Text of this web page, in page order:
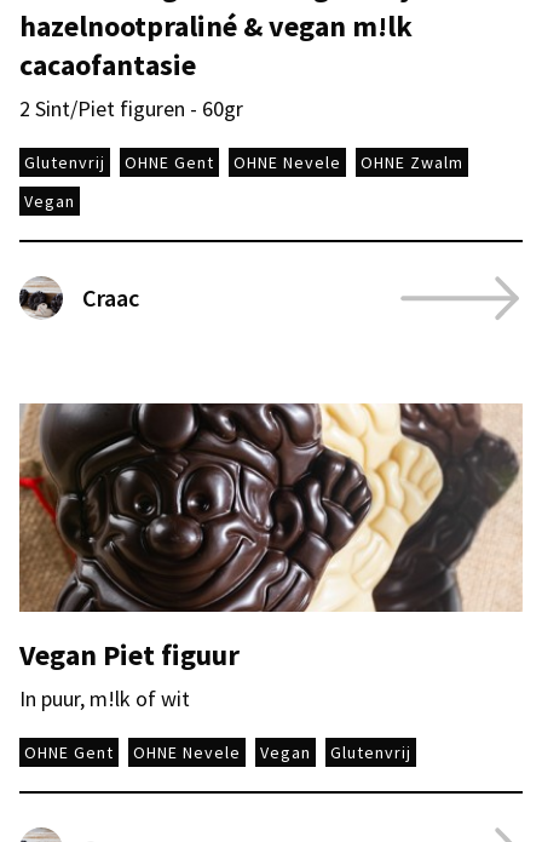
hazelnootpraliné & vegan m!lk
cacaofantasie
2 Sint/Piet figuren - 60gr
Glutenvrij OHNE Gent OHNE Nevele
OHNE Zwalm
Vegan
Craac
Vegan Piet figuur
In puur, m!lk of wit
OHNE Gent OHNE Nevele Vegan Glutenvrij